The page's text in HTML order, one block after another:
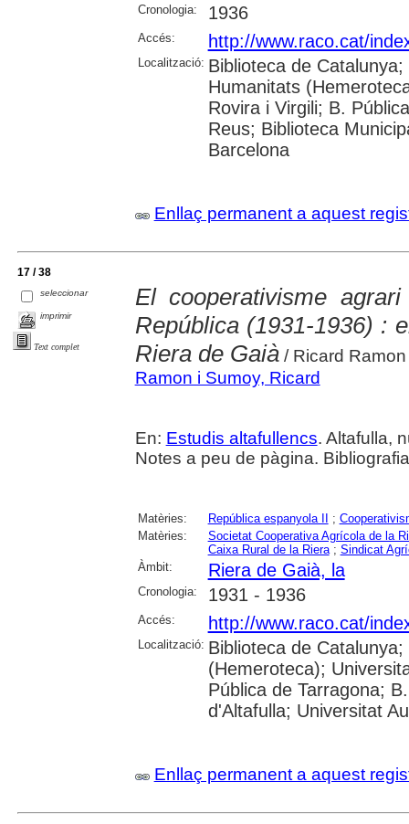
Cronologia: 1936
Accés: http://www.raco.cat/
Localització: Biblioteca de
Humanitats
Rovira i Virgili; B.
Reus; Biblioteca
Barcelona
Enllaç permanent a aquest
17 / 38
seleccionar
imprimir
Text complet
El cooperativisme
República (1931-1936) :
Riera de Gaià/ Ricard Ramon
Ramon i Sumoy, Ricard
En: Estudis altafullencs. Altafulla,
Notes a peu de pàgina.
Matèries: República espanyola II ;
Matèries:
Societat Cooperativa Agrícola de la
Caixa Rural de la Riera; Sindicat
Àmbit:
Riera de Gaià, la
Cronologia: 1931 - 1936
Accés: http://www.raco.cat/
Localització: Biblioteca de
(Hemeroteca);
Pública de Tarragona;
d'Altafulla; Universitat
Enllaç permanent a aquest